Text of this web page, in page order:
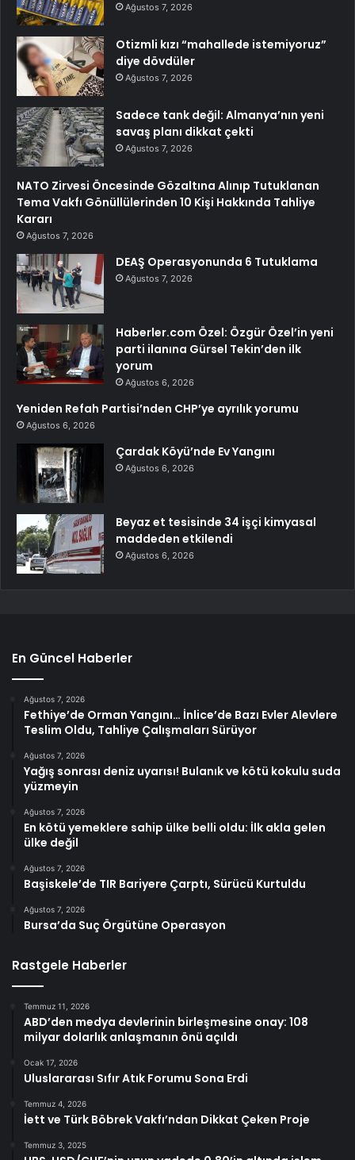
Ağustos 7, 2026
Otizmli kızı “mahallede istemiyoruz”
diye dövdüler
Ağustos 7, 2026
Sadece tank değil: Almanya’nın yeni
savaş planı dikkat çekti
Ağustos 7, 2026
NATO Zirvesi Öncesinde Gözaltına Alınıp Tutuklanan
Tema Vakfı Gönüllülerinden 10 Kişi Hakkında Tahliye
Kararı
Ağustos 7, 2026
DEAŞ Operasyonunda 6 Tutuklama
Ağustos 7, 2026
Haberler.com Özel: Özgür Özel’in yeni
parti ilanına Gürsel Tekin’den ilk
yorum
Ağustos 6, 2026
Yeniden Refah Partisi’nden CHP’ye ayrılık yorumu
Ağustos 6, 2026
Çardak Köyü’nde Ev Yangını
Ağustos 6, 2026
Beyaz et tesisinde 34 işçi kimyasal
maddeden etkilendi
Ağustos 6, 2026
En Güncel Haberler
Ağustos 7, 2026
Fethiye’de Orman Yangını… İnlice’de Bazı Evler Alevlere
Teslim Oldu, Tahliye Çalışmaları Sürüyor
Ağustos 7, 2026
Yağış sonrası deniz uyarısı! Bulanık ve kötü kokulu suda
yüzmeyin
Ağustos 7, 2026
En kötü yemeklere sahip ülke belli oldu: İlk akla gelen
ülke değil
Ağustos 7, 2026
Başiskele’de TIR Bariyere Çarptı, Sürücü Kurtuldu
Ağustos 7, 2026
Bursa’da Suç Örgütüne Operasyon
Rastgele Haberler
Temmuz 11, 2026
ABD’den medya devlerinin birleşmesine onay: 108
milyar dolarlık anlaşmanın önü açıldı
Ocak 17, 2026
Uluslararası Sıfır Atık Forumu Sona Erdi
Temmuz 4, 2026
İett ve Türk Böbrek Vakfı’ndan Dikkat Çeken Proje
Temmuz 3, 2025